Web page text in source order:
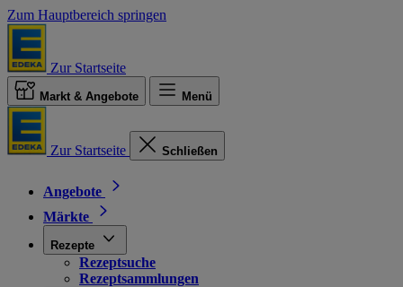
Zum Hauptbereich springen
Zur Startseite
Markt & Angebote Menü
Zur Startseite Schließen
Angebote
Märkte
Rezepte
Rezeptsuche
Rezeptsammlungen